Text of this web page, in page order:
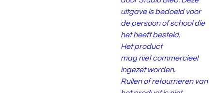
uitgave is bedoeld voor
de persoon of school die
het heeft besteld.
Het product
mag niet commercieel
ingezet worden.
Ruilen of retourneren van